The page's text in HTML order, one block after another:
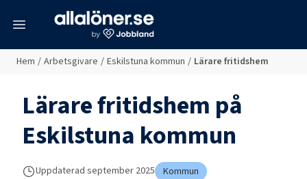
Hem / Arbetsgivare / Eskilstuna kommun / Lärare fritidshem
Lärare fritidshem på
Eskilstuna kommun
Uppdaterad september 2025 Kommun